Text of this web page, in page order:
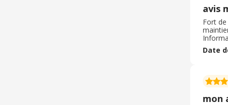
avis
Fort
sont
chez
Date
mon